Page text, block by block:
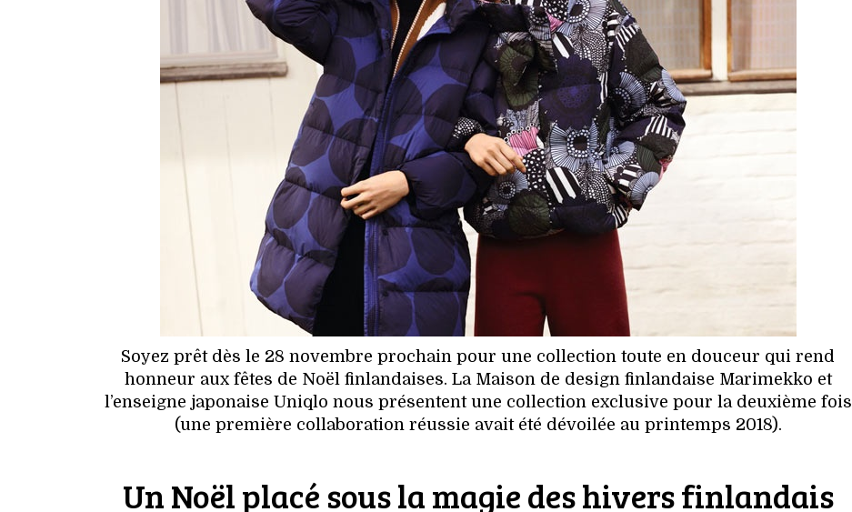
Soyez prêt dès le 28 novembre prochain pour une collection toute en douceur qui rend
honneur aux fêtes de Noël finlandaises. La Maison de design finlandaise Marimekko et
l’enseigne japonaise Uniqlo nous présentent une collection exclusive pour la deuxième fois
(une première collaboration réussie avait été dévoilée au printemps 2018).
Un Noël placé sous la magie des hivers finlandais